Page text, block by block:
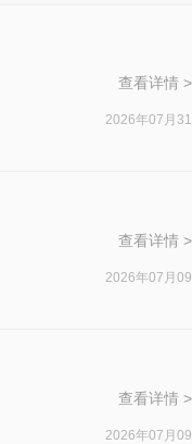
查看详情 >
2026年07月31
查看详情 >
2026年07月09
查看详情 >
2026年07月09